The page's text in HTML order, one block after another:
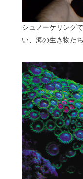
シュノーケリング
い、海の生き物た